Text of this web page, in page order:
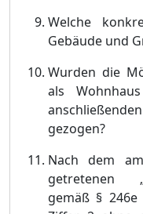
Welche
Gebäude und
Wurden die
als
gezogen?
Nach dem
getretenen
gemäß §